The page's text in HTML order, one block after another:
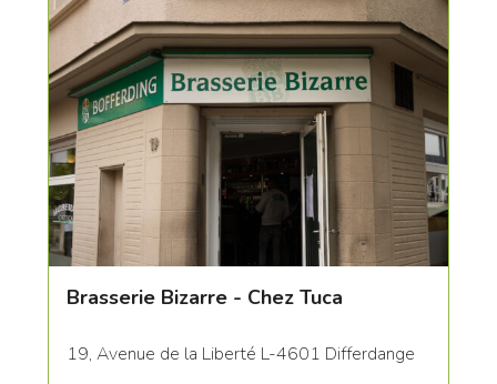
Brasserie Bizarre - Chez Tuca
19, Avenue de la Liberté L-4601 Differdange